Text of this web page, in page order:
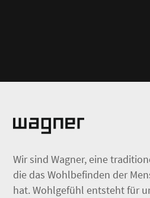
Wir sind Wagner, eine
die das Wohlbefinden der
hat. Wohlgefühl entsteht für